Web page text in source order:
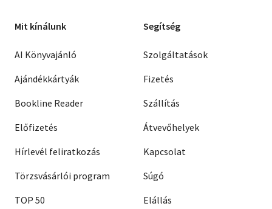
Mit kínálunk
AI Könyvajánló
Ajándékkártyák
Bookline Reader
Előfizetés
Hírlevél feliratkozás
Törzsvásárlói program
TOP 50
Segítség
Szolgáltatások
Fizetés
Szállítás
Átvevőhelyek
Kapcsolat
Súgó
Elállás